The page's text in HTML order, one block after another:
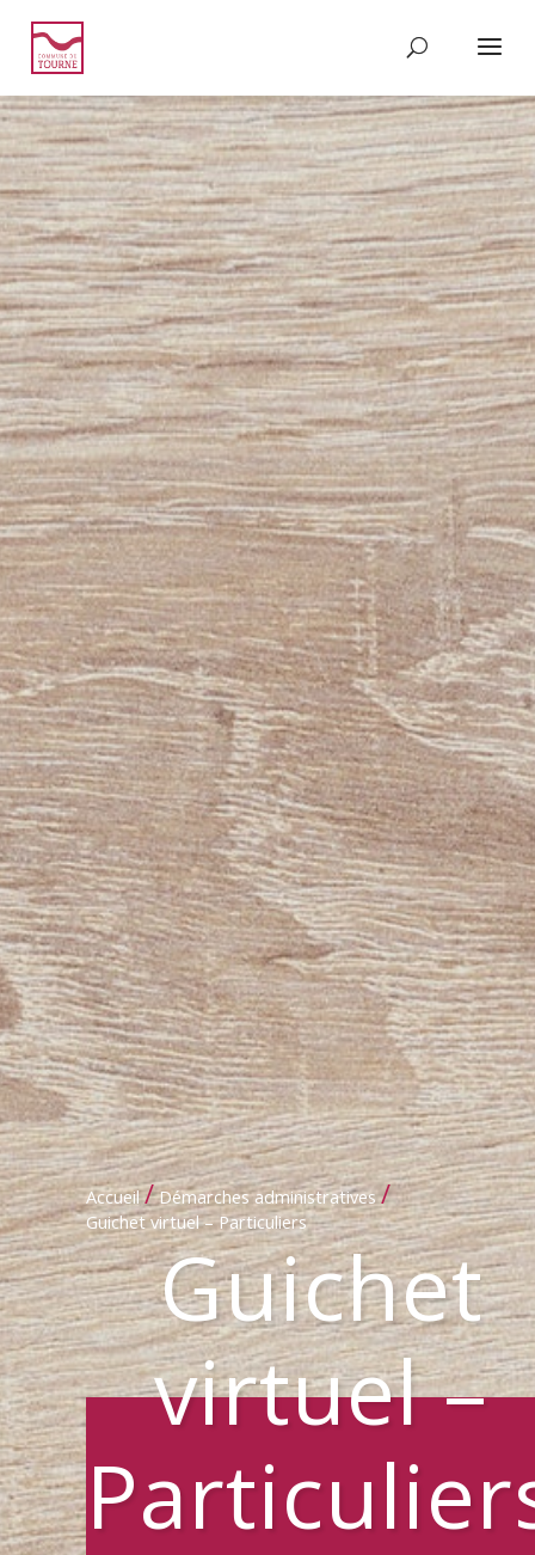
Accueil / Démarches administratives /
Guichet virtuel – Particuliers
Guichet
virtuel –